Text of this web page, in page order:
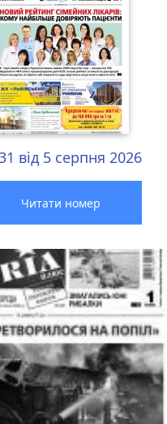
від 5 серпня 2026
Читати номер